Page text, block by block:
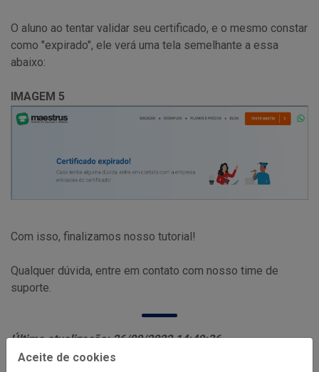
O aluno ao tentar validar seu certificado, e o mesmo constar
como "expirado", ele verá uma tela semelhante a essa
abaixo:
IMAGEM 5
Com isso, finalizamos nosso tutorial!
Qualquer dúvida, entre em contato com nosso time de
suporte.
Última atualização: 26/09/2022 14:49:36
Aceite de cookies